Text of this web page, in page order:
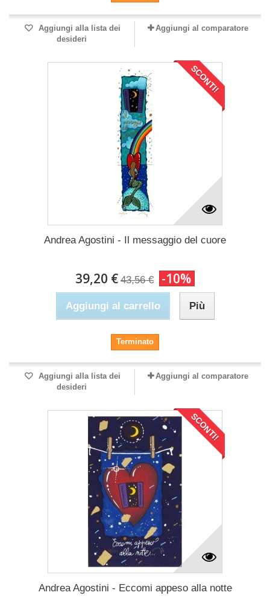
Aggiungi alla lista dei
desideri
Aggiungi al comparatore
SCONTI!
Andrea Agostini - Il messaggio del cuore
39,20 € 43,56 € -10%
Aggiungi al carrello Più
Terminato
Aggiungi alla lista dei
desideri
Aggiungi al comparatore
SCONTI!
Andrea Agostini - Eccomi appeso alla notte